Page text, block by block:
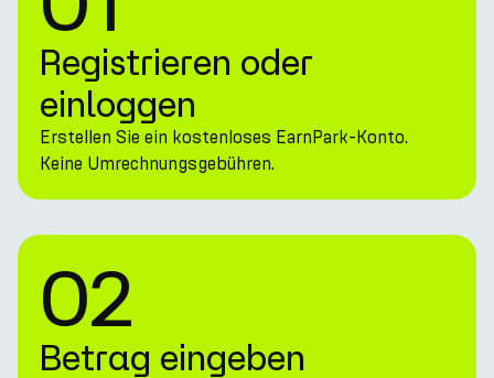
Registrieren oder
einloggen
Erstellen Sie ein kostenloses EarnPark-Konto.
Keine Umrechnungsgebühren.
02
Betrag eingeben